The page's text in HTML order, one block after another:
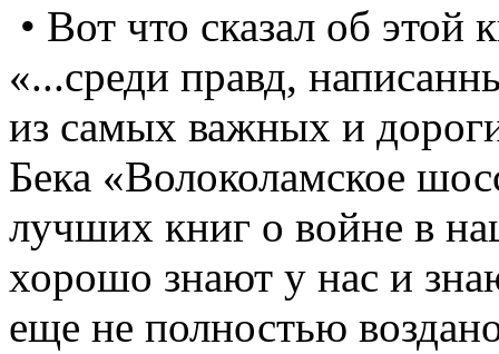
• Вот что сказал об
«...среди правд,
из самых важных и
Бека «Волоколамское
лучших книг о войне в
хорошо знают у нас и
еще не полностью